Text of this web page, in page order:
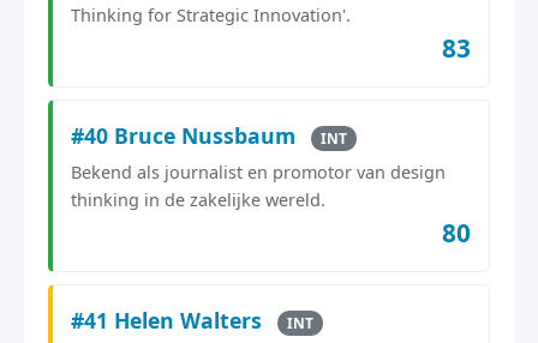
Thinking for Strategic Innovation'.
83
#40 Bruce Nussbaum INT
Bekend als journalist en promotor van design
thinking in de zakelijke wereld.
80
#41 Helen Walters INT